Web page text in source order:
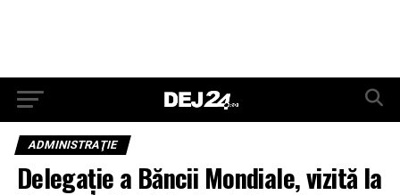
ADMINISTRAŢIE
Delegație a Băncii Mondiale, vizită la